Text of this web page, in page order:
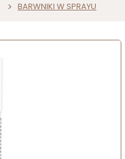
BARWNIKI W SPRAYU